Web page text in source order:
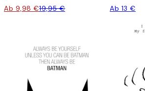
Ab 9,98 €19,95 € Ab 13 €